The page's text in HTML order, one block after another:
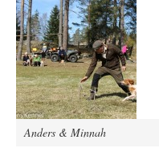
Anders & Minnah